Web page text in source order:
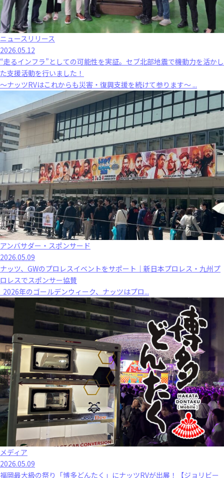
ニュースリリース
2026.05.12
“走るインフラ”としての可能性を実証。セブ北部地震で機動力を活かし
た支援活動を行いました！
～ナッツRVはこれからも災害・復興支援を続けて参ります～ ...
アンバサダー・スポンサード
2026.05.09
ナッツ、GWのプロレスイベントをサポート｜新日本プロレス・九州プ
ロレスでスポンサー協賛
2026年のゴールデンウィーク、ナッツはプロ...
メディア
2026.05.09
福岡最大級の祭り「博多どんたく」にナッツRVが出展！【ジョリビー